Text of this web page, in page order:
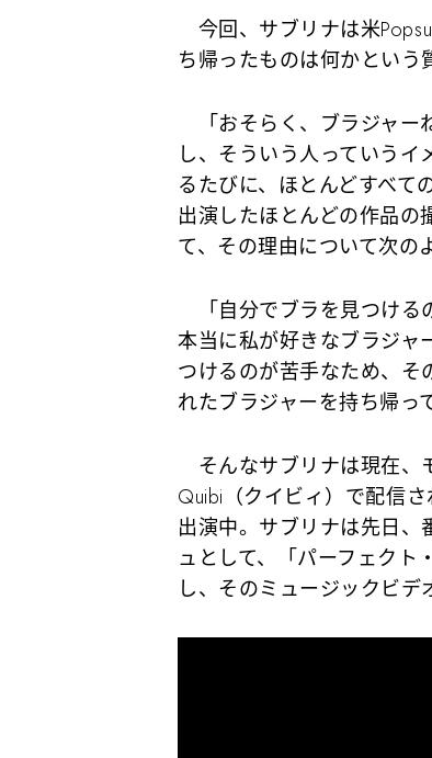
今回、サブリナは米
ち帰ったものは何かという
「おそらく、ブラジャー
し、そういう人っていう
るたびに、ほとんどすべて
出演したほとんどの作品の
て、その理由について次の
「自分でブラを見つける
本当に私が好きなブラジャ
つけるのが苦手なため、そ
れたブラジャーを持ち帰っ
そんなサブリナは現在、
Quibi（クイビィ）で配信
出演中。サブリナは先日
ュとして、「パーフェクト
し、そのミュージックビデ